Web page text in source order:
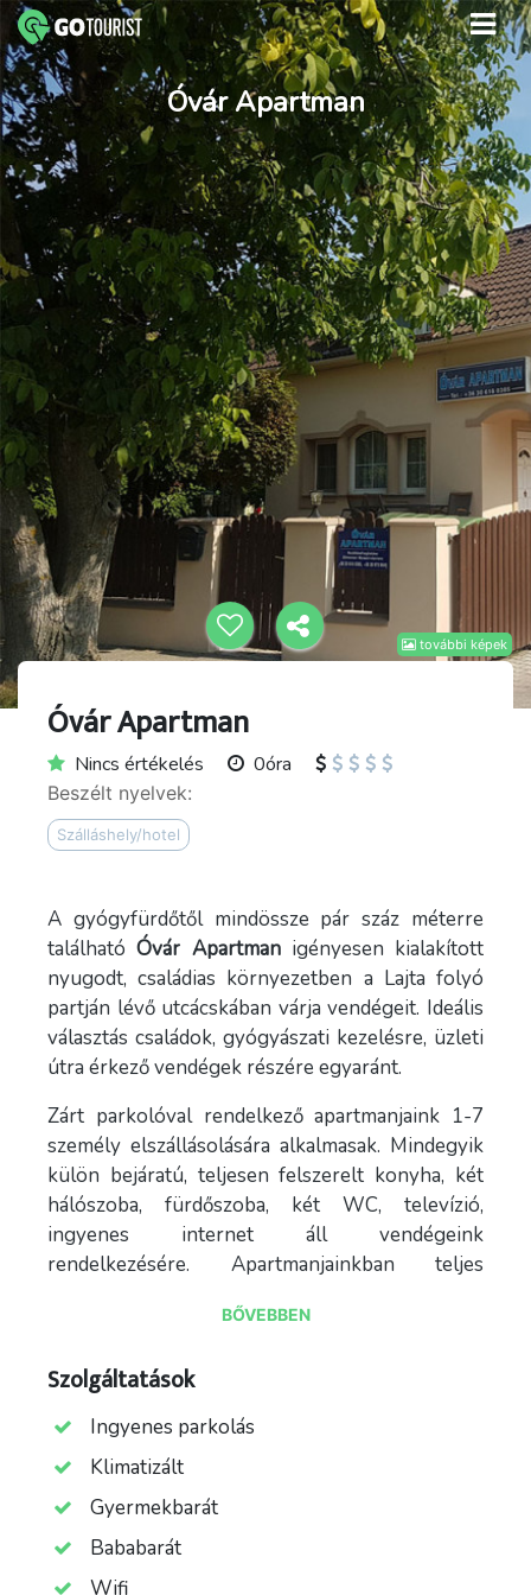
további képek
Óvár Apartman
Óvár Apartman
Nincs értékelés 0óra
Beszélt nyelvek:
Szálláshely/hotel
A gyógyfürdőtől mindössze pár száz méterre
találhatóÓvár Apartmanigényesen kialakított
nyugodt, családias környezetben a Lajta folyó
partján lévő utcácskában várja vendégeit. Ideális
választás családok, gyógyászati kezelésre, üzleti
útra érkező vendégek részére egyaránt.
Zárt parkolóval rendelkező apartmanjaink 1-7
személy elszállásolására alkalmasak. Mindegyik
külön bejáratú, teljesen felszerelt konyha, két
hálószoba, fürdőszoba, két WC, televízió,
ingyenes internet áll vendégeink
rendelkezésére. Apartmanjainkban teljes
modernizáltunk. Konyhákat, fürdőszobákat,
megfelelően! Minden apartmanunkat
klímaberendezéssel láttuk el. Letisztult modern
stílusú szobákban, síkképernyős televíziókkal
ingyenes WIFI teszi teljesen komfortossá és
igazi otthonná apartmanunkat. Nagy méretű
belső udvarunkban biztonságban tudhatja
autóját.
BŐVEBBEN
Szolgáltatások
Ingyenes parkolás
Klimatizált
Gyermekbarát
Bababarát
Wifi